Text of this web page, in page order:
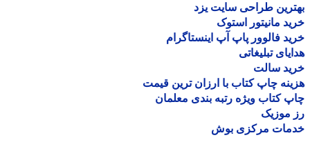
طراحی سایت یزد
مانیتور استوک
فالوور پاپ آپ اینستاگرام
تبلیغاتی
سالت
چاپ کتاب با ارزان ترین قیمت
کتاب ویژه رتبه بندی معلمان
موزیک
مرکزی بوش